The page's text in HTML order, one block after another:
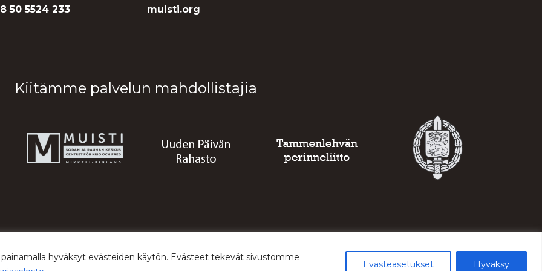
hyväksyt evästeiden käytön. Evästeet tekevät sivustomme
Evästeasetukset Hyväksy
50 5524 233
muisti.org
Kiitämme palvelun mahdollistajia
© 2026 Sodan ja rauhan keskus Muisti